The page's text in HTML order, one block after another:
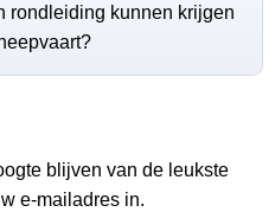
rondleiding kunnen krijgen
blijven van de leukste
e-mailadres in.